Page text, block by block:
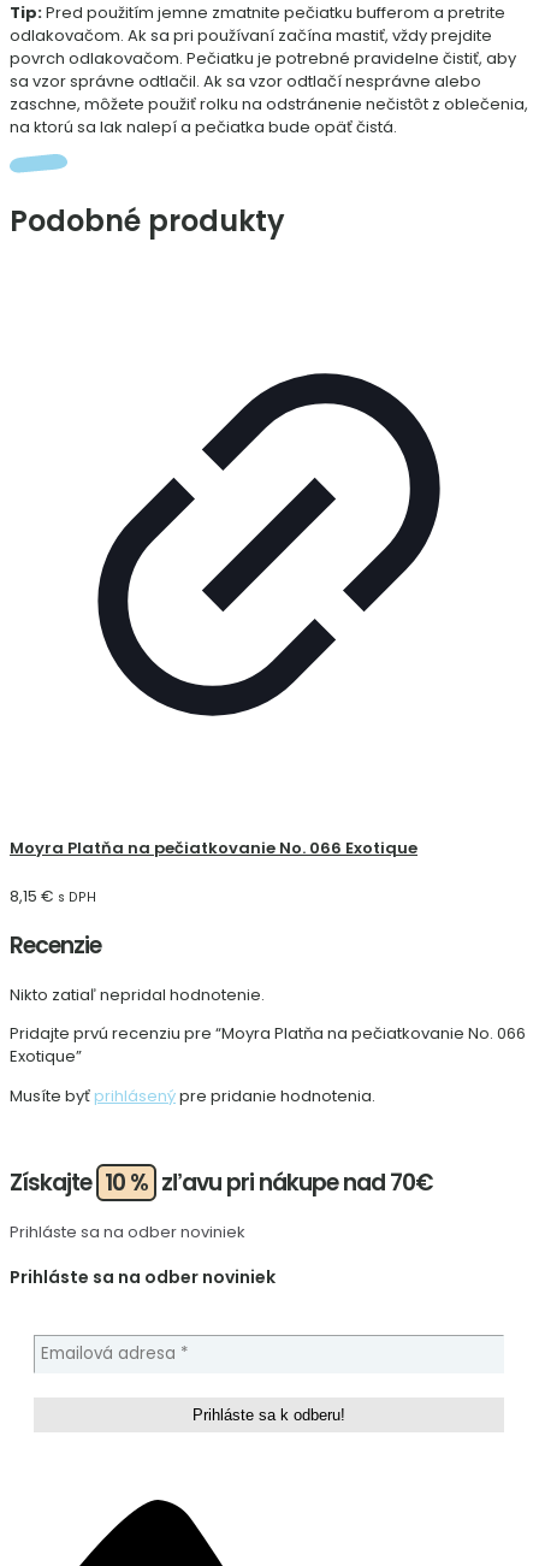
Tip:Pred použitím jemne zmatnite pečiatku bufferom a pretrite
odlakovačom. Ak sa pri používaní začína mastiť, vždy prejdite
povrch odlakovačom. Pečiatku je potrebné pravidelne čistiť, aby
sa vzor správne odtlačil. Ak sa vzor odtlačí nesprávne alebo
zaschne, môžete použiť rolku na odstránenie nečistôt z oblečenia,
na ktorú sa lak nalepí a pečiatka bude opäť čistá.
Podobné produkty
Moyra Platňa na pečiatkovanie No. 066 Exotique
8,15 € s DPH
Recenzie
Nikto zatiaľ nepridal hodnotenie.
Pridajte prvú recenziu pre “Moyra Platňa na pečiatkovanie No. 066
Exotique”
Musíte byť prihlásenýpre pridanie hodnotenia.
Získajte 10 % zľavu pri nákupe nad 70€
Prihláste sa na odber noviniek
Prihláste sa na odber noviniek